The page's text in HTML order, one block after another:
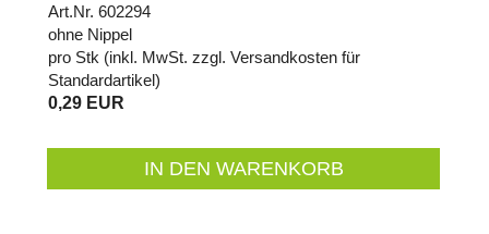
Art.Nr. 602294
ohne Nippel
pro Stk (inkl. MwSt. zzgl. Versandkosten für
Standardartikel)
0,29 EUR
IN DEN WARENKORB